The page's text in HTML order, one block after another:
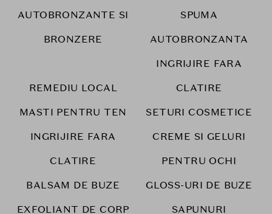
AUTOBRONZANTE SI
BRONZERE
SPUMA
AUTOBRONZANTA
REMEDIU LOCAL
INGRIJIRE FARA
CLATIRE
MASTI PENTRU TEN
SETURI COSMETICE
INGRIJIRE FARA
CLATIRE
CREME SI GELURI
PENTRU OCHI
BALSAM DE BUZE
GLOSS-URI DE BUZE
EXFOLIANT DE CORP
SAPUNURI